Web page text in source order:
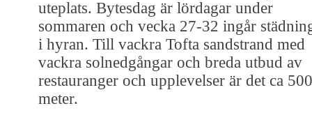
uteplats. Bytesdag är lördagar under
sommaren och vecka 27-32 ingår
i hyran. Till vackra Tofta sandstrand med
vackra solnedgångar och breda utbud av
restauranger och upplevelser är det ca 500
meter.